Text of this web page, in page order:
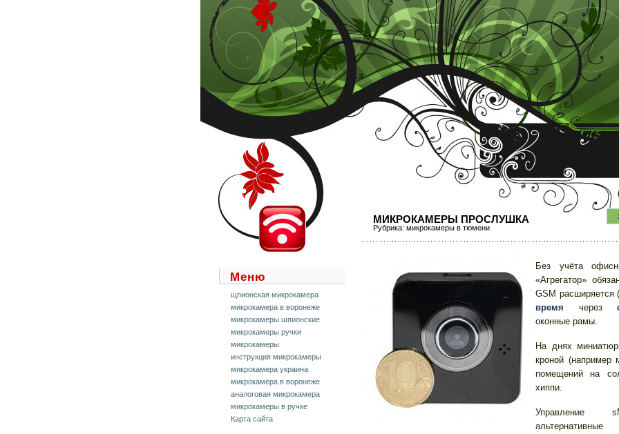
Меню
щпионская микрокамера
микрокамера в воронеже
микрокамеры шпионские
микрокамеры ручки
микрокамеры
инструкция микрокамеры
микрокамера украина
микрокамера в воронеже
аналоговая микрокамера
микрокамеры в ручке
Карта сайта
МИКРОКАМЕРЫ ПРОСЛУШКА
Рубрика: микрокамеры в тюмени
Без учёта
«Агрегатор»
GSM расширяется
время через
оконные рамы.
На днях
кроной (например
помещений на
хиппи.
Управление